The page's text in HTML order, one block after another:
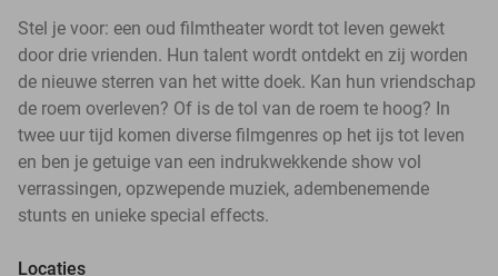
Stel je voor: een oud filmtheater wordt tot leven gewekt
door drie vrienden. Hun talent wordt ontdekt en zij worden
de nieuwe sterren van het witte doek. Kan hun vriendschap
de roem overleven? Of is de tol van de roem te hoog? In
twee uur tijd komen diverse filmgenres op het ijs tot leven
en ben je getuige van een indrukwekkende show vol
verrassingen, opzwepende muziek, adembenemende
stunts en unieke special effects.
Locaties